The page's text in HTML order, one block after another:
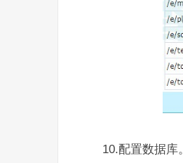
10.配置数据库